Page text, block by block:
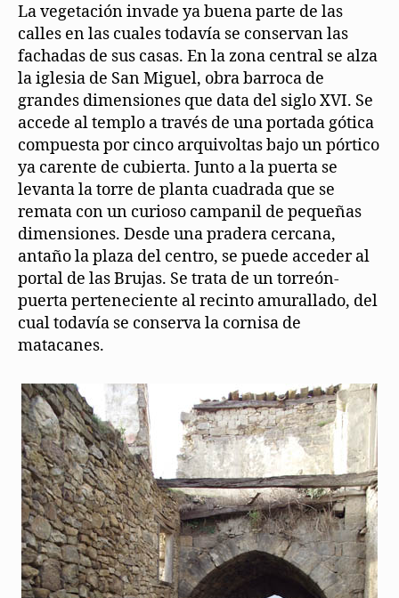
La vegetación invade ya buena parte de las
calles en las cuales todavía se conservan las
fachadas de sus casas. En la zona central se alza
la iglesia de San Miguel, obra barroca de
grandes dimensiones que data del siglo XVI. Se
accede al templo a través de una portada gótica
compuesta por cinco arquivoltas bajo un pórtico
ya carente de cubierta. Junto a la puerta se
levanta la torre de planta cuadrada que se
remata con un curioso campanil de pequeñas
dimensiones. Desde una pradera cercana,
antaño la plaza del centro, se puede acceder al
portal de las Brujas. Se trata de un torreón-
puerta perteneciente al recinto amurallado, del
cual todavía se conserva la cornisa de
matacanes.